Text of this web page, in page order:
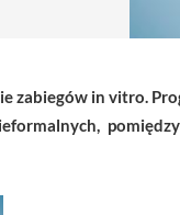
zabiegów in vitro.